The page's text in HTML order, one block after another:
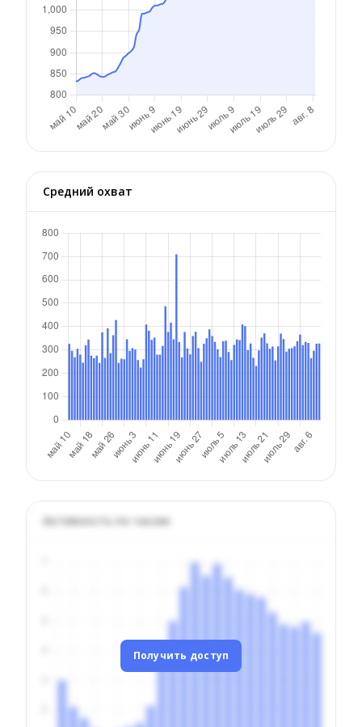
Средний охват
Активность по часам
Получить доступ